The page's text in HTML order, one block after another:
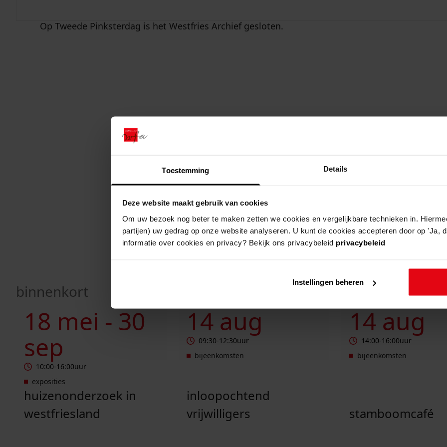
Toestemming Details
Deze website maakt gebruik van cookies
Om uw bezoek nog beter te maken zetten we cookies en vergelijkbare technieken in.
partijen) uw gedrag op onze website analyseren. U kunt de cookies accepteren door op 'Ja,
informatie over cookies en privacy? Bekijk ons privacybeleid privacybeleid
Instellingen beheren
25 meiOp Tweede Pinksterdag is het Westfries Archief gesloten.
binnenkort
18 mei - 30
sep
10:00-16:00uur
exposities
huizenonderzoek in
westfriesland
Huizenonderzoek in Westfriesland 14 aug
09:30-12:30uur
bijeenkomsten
inloopochtend
vrijwilligers
Inloopochtend vrijwilligers 14 aug
14:00-16:00uur
bijeenkomsten
stamboomcafé
Stamboomcafé